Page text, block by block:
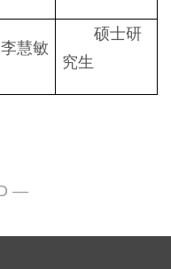
李慧敏
硕士研
究生